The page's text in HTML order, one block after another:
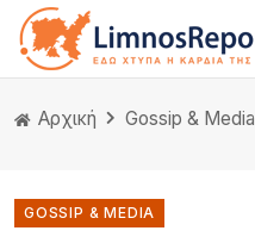
Αρχική Gossip & Media
GOSSIP & MEDIA